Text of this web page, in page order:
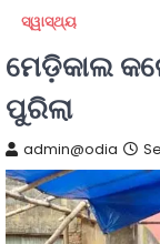
ସ୍ୱାସ୍ଥ୍ୟ
ମେଡ଼ିକାଲ
ପୁରିଲା
admin@odia